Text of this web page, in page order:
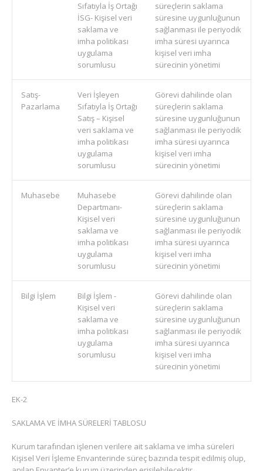
Sıfatıyla İş Ortağı
İSG- Kişisel veri
saklama ve
imha politikası
uygulama
sorumlusu
süreçlerin saklama
süresine uygunluğunun
sağlanması ile periyodik
imha süresi uyarınca
kişisel veri imha
sürecinin yönetimi
Satış-
Pazarlama
Veri İşleyen
Sıfatıyla İş Ortağı
Satış – Kişisel
veri saklama ve
imha politikası
uygulama
sorumlusu
Görevi dahilinde olan
süreçlerin saklama
süresine uygunluğunun
sağlanması ile periyodik
imha süresi uyarınca
kişisel veri imha
sürecinin yönetimi
Muhasebe
Muhasebe
Departmanı-
Kişisel veri
saklama ve
imha politikası
uygulama
sorumlusu
Görevi dahilinde olan
süreçlerin saklama
süresine uygunluğunun
sağlanması ile periyodik
imha süresi uyarınca
kişisel veri imha
sürecinin yönetimi
Bilgi İşlem
Bilgi İşlem -
Kişisel veri
saklama ve
imha politikası
uygulama
sorumlusu
Görevi dahilinde olan
süreçlerin saklama
süresine uygunluğunun
sağlanması ile periyodik
imha süresi uyarınca
kişisel veri imha
sürecinin yönetimi
EK-2
SAKLAMA VE İMHA SÜRELERİ TABLOSU
Kurum tarafından işlenen verilere ait saklama ve imha süreleri
Kişisel Veri İşleme Envanterinde süreç bazında tespit edilmiş olup,